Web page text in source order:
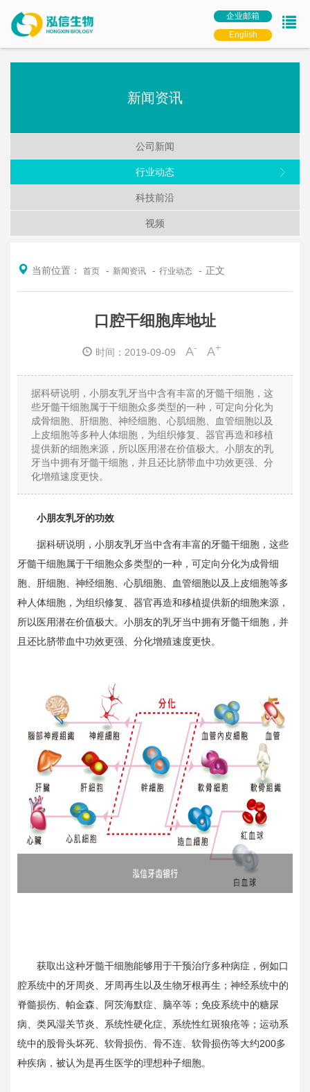
企业邮箱
English
新闻资讯
公司新闻
行业动态
科技前沿
视频
当前位置： 首页 新闻资讯 行业动态 正文
口腔干细胞库地址
时间：2019-09-09 A- A+
据科研说明，小朋友乳牙当中含有丰富的牙髓干细胞，这
些牙髓干细胞属于干细胞众多类型的一种，可定向分化为
成骨细胞、肝细胞、神经细胞、心肌细胞、血管细胞以及
上皮细胞等多种人体细胞，为组织修复、器官再造和移植
提供新的细胞来源，所以医用潜在价值极大。小朋友的乳
牙当中拥有牙髓干细胞，并且还比脐带血中功效更强、分
化增殖速度更快。
小朋友乳牙的功效
据科研说明，小朋友乳牙当中含有丰富的牙髓干细胞，这些
牙髓干细胞属于干细胞众多类型的一种，可定向分化为成骨细
胞、肝细胞、神经细胞、心肌细胞、血管细胞以及上皮细胞等多
种人体细胞，为组织修复、器官再造和移植提供新的细胞来源，
所以医用潜在价值极大。小朋友的乳牙当中拥有牙髓干细胞，并
且还比脐带血中功效更强、分化增殖速度更快。
获取出这种牙髓干细胞能够用于干预治疗多种病症，例如口
腔系统中的牙周炎、牙周再生以及生物牙根再生；神经系统中的
脊髓损伤、帕金森、阿茨海默症、脑卒等；免疫系统中的糖尿
病、类风湿关节炎、系统性硬化症、系统性红斑狼疮等；运动系
统中的股骨头坏死、软骨损伤、骨不连、软骨损伤等大约200多
种疾病，被认为是再生医学的理想种子细胞。